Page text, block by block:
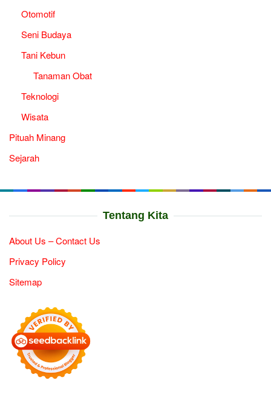
Otomotif
Seni Budaya
Tani Kebun
Tanaman Obat
Teknologi
Wisata
Pituah Minang
Sejarah
Tentang Kita
About Us – Contact Us
Privacy Policy
Sitemap